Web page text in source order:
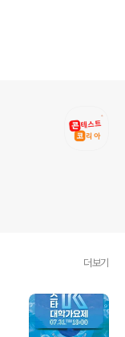
더보기